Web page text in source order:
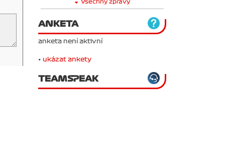
Všechny zprávy
ANKETA
anketa není aktivní
• ukázat ankety
TEAMSPEAK